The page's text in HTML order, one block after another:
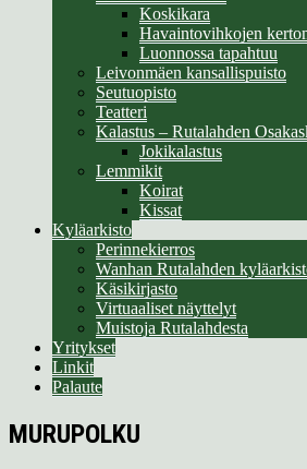
Koskikara
Havaintovihkojen
Luonnossa tapahtuu
Leivonmäen kansallispuisto
Seutuopisto
Teatteri
Kalastus – Rutalahden
Jokikalastus
Lemmikit
Koirat
Kissat
Kyläarkisto
Perinnekierros
Wanhan Rutalahden
Käsikirjasto
Virtuaaliset näyttelyt
Muistoja Rutalahdesta
Yritykset
Linkit
Palaute
MURUPOLKU